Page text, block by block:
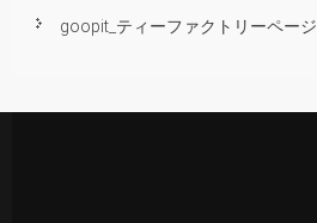
goopit_ティーファクトリーページ